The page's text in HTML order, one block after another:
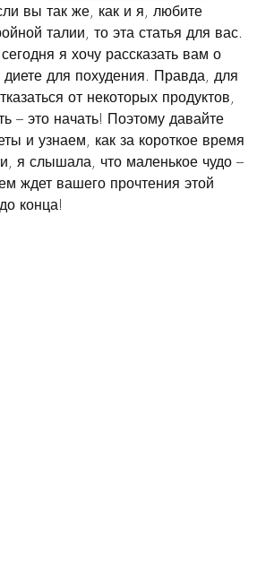
вы так же, как и я, любите
талии, то эта статья для вас.
я хочу рассказать вам о
для похудения. Правда, для
от некоторых продуктов,
– это начать! Поэтому давайте
и узнаем, как за короткое время
я слышала, что маленькое чудо –
ждет вашего прочтения этой
конца!